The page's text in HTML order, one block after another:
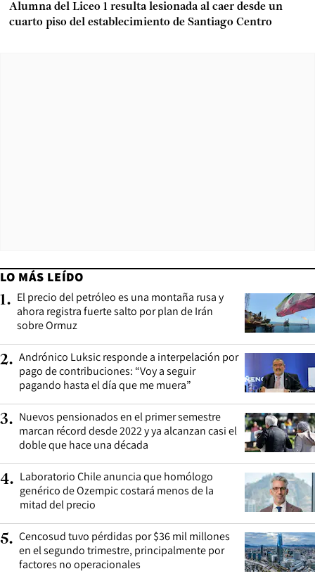
Alumna del Liceo 1 resulta lesionada al caer desde un
cuarto piso del establecimiento de Santiago Centro
LO MÁS LEÍDO
1. El precio del petróleo es una montaña rusa y
ahora registra fuerte salto por plan de Irán
sobre Ormuz
2. Andrónico Luksic responde a interpelación por
pago de contribuciones: “Voy a seguir
pagando hasta el día que me muera”
3. Nuevos pensionados en el primer semestre
marcan récord desde 2022 y ya alcanzan casi el
doble que hace una década
4. Laboratorio Chile anuncia que homólogo
genérico de Ozempic costará menos de la
mitad del precio
5. Cencosud tuvo pérdidas por $36 mil millones
en el segundo trimestre, principalmente por
factores no operacionales